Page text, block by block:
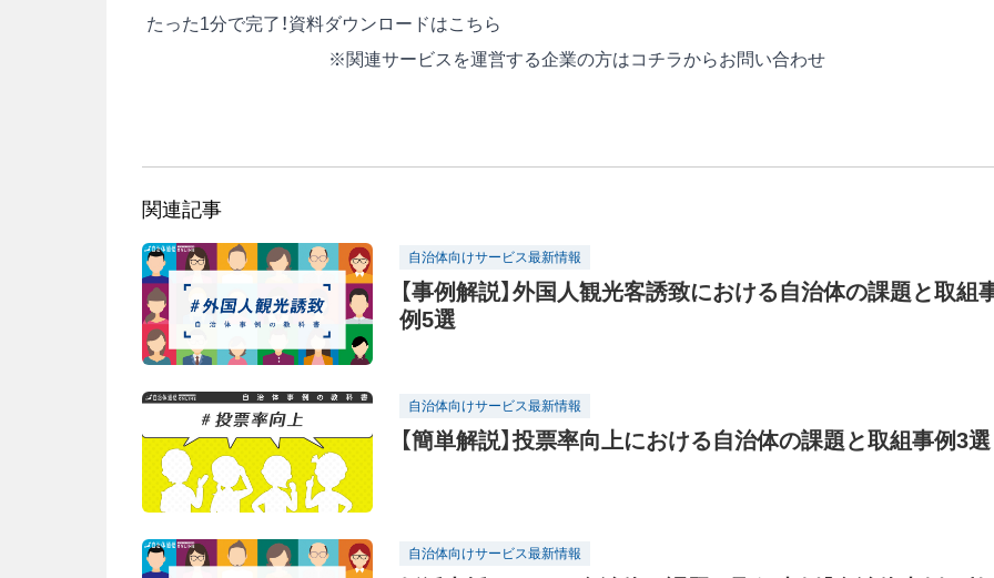
たった1分で完了！資料ダウンロードはこちら
※関連サービスを運営する企業の方はコチラからお問い合わせ
関連記事
自治体向けサービス最新情報
【事例解説】外国人観光客誘致における自治体の課題と取組
例5選
自治体向けサービス最新情報
【簡単解説】投票率向上における自治体の課題と取組事例3選
自治体向けサービス最新情報